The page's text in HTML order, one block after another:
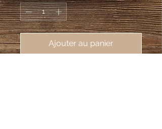
Ajouter au panier